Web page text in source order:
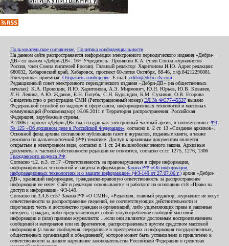
Пользовательское соглашение Политика конфиденциальности
На данном сайте распространяется информация электронного периодического издания «Дебри-
ДВ» со знаком «Дебри-ДВ». 16+ Учредитель: Пронякин К.А. (член Союза журналистов
России, член Союза писателей России). Главный редактор: Харитонова И.Ю. Адрес редакции:
680032, Хабаровский край, Хабаровск, проспект 60-летия Октября, 88-46, т./ф.84212296081.
Электронная приемная: Отправить сообщение . E-mail: editor@debri-dv.com
Редакционный совет электронного периодического издания «Дебри-ДВ» (на общественных
началах): К.А. Пронякин, И.Ю. Харитонова, А.Э. Мирмович, Ю.Н. Юрьев, Ю.В. Ковалев,
Л.Н. Левина, А.Ю. Жданов, Е.Н. Голубь, С.Н. Бурындин, Б.М. Сухинин, О.В. Егорова
Свидетельство о регистрации СМИ (Регистрационный номер) ЭЛ № ФС77-45537 выдано
Федеральной службой по надзору в сфере связи, информационных технологий и массовых
коммуникаций (Роскомнадзор) 16.06.2011 г. Территория распространения: Российская
Федерация, зарубежные страны.
В 2006 г. проект «Дебри-ДВ» был создан как электронный частный архив, в соответствии с ФЗ
№ 125 «Об архивном деле в Российской Федерации» , согласно п. 2 ст. 13 «Создание архивов».
Основной фонд архива составляют публикации газет и журналов, изданные книги, а также
рукописи по дальневосточной (РФ) тематике. Доступ к архивным документам является
открытым в электронном виде, согласно п. 1 ст. 24 вышеобозначенного закона. Архивные
документы к частной собственности редакции не относятся, согласно ст.ст. 1275, 1276, 1306
Гражданского кодекса РФ
Согласно ч.2. п.3. ст.17 «Ответственность за правонарушения в сфере информации,
информационных технологий и защиты информации» Закона РФ «Об информации,
информационных технологиях и о защите информации» (ФЗ-149 от 27.07.06 г.) архив «Дебри-
ДВ», хранящий информацию, гражданско-правовую ответственность за распространение
информации не несет. Сайт и редакция основываются и работают на основании ст.8 «Право на
доступ к информации» ФЗ-149.
Согласно пп.3,4,6 ст.57 Закона РФ «О СМИ», «Редакция, главный редактор, журналист не несут
ответственности за распространение сведений, не соответствующих действительности и
порочащих честь и достоинство граждан и организаций, либо ущемляющих права и законные
интересы граждан, либо представляющих собой злоупотребление свободой массовой
информации и (или) правами журналиста: ...если они являются дословным воспроизведением
сообщений и материалов или их фрагментов, распространенных другим средством массовой
информации (а также сообщения, переданные в пресс-релизах и информация государственных,
общественных организаций и объединений), которое может быть установлено и привлечено к
ответственности за данное нарушение законодательства Российской Федерации о средствах